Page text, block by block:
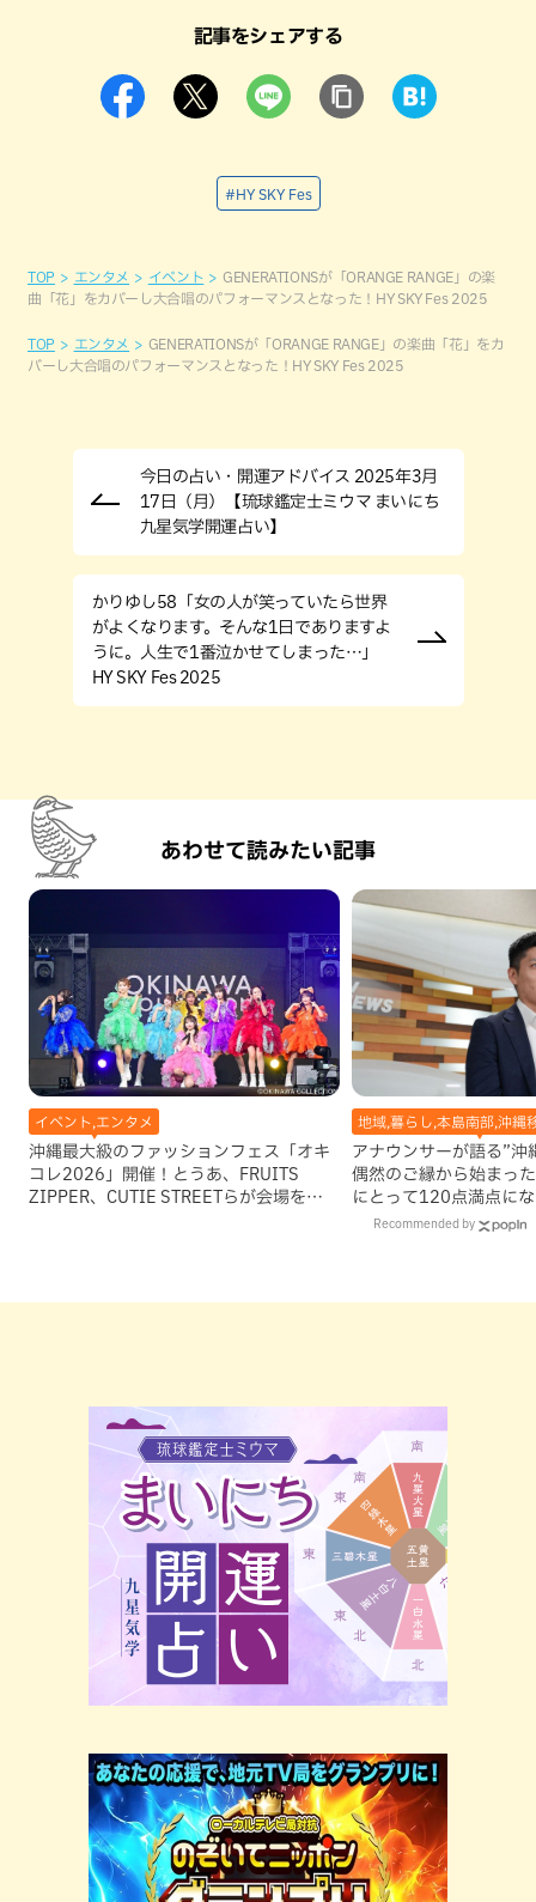
記事をシェアする
#HY SKY Fes
TOP エンタメ イベント
GENERATIONSが「ORANGE RANGE」の楽
曲「花」をカバーし大合唱のパフォーマンスとなった！HY SKY Fes 2025
TOP エンタメ
GENERATIONSが「ORANGE RANGE」の楽曲「花」をカ
バーし大合唱のパフォーマンスとなった！HY SKY Fes 2025
今日の占い・開運アドバイス 2025年3月
17日（月）【琉球鑑定士ミウマ まいにち
九星気学開運占い】
かりゆし58「女の人が笑っていたら世界
がよくなります。そんな1日でありますよ
うに。人生で1番泣かせてしまった…」
HY SKY Fes 2025
あわせて読みたい記事
イベント,エンタメ
沖縄最大級のファッションフェス「オキ
コレ2026」開催！とうあ、FRUITS
ZIPPER、CUTIE STREETらが会場を魅
地域,暮らし,本島南部,沖縄
アナウンサーが語る”沖
偶然のご縁から始まっ
にとって120点満点に
Recommended by